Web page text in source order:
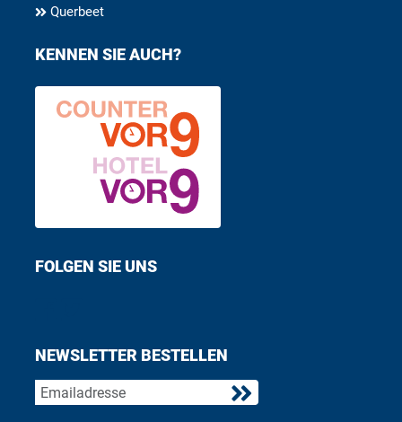
Querbeet
KENNEN SIE AUCH?
FOLGEN SIE UNS
NEWSLETTER BESTELLEN